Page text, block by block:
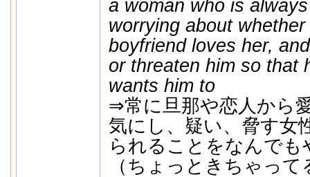
a woman who is
worrying about
boyfriend loves her,
or threaten him so that
wants him to
⇒常に旦那や恋人から
気にし、疑い、脅す女
られることをなんで
（ちょっときちゃって